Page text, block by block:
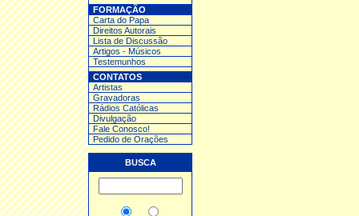
FORMAÇÃO
Carta do Papa
Direitos Autorais
Lista de Discussão
Artigos - Músicos
Testemunhos
CONTATOS
Artistas
Gravadoras
Rádios Católicas
Divulgação
Fale Conosco!
Pedido de Orações
BUSCA